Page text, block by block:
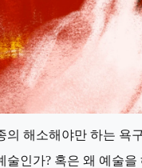
의 해소해야만 하는 욕
술인가? 혹은 왜 예술을